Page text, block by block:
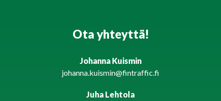
Ota yhteyttä!
Johanna Kuismin
johanna.kuismin@fintraffic.fi
Juha Lehtola